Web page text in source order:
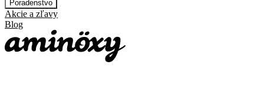
Poradenstvo
Akcie a zľavy
Blog